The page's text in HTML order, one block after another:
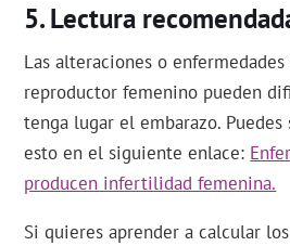
Lectura
Las alteraciones o
reproductor femenino pueden
tenga lugar el embarazo.
esto en el siguiente enlace:
producen infertilidad femenina.
Si quieres aprender a calcular